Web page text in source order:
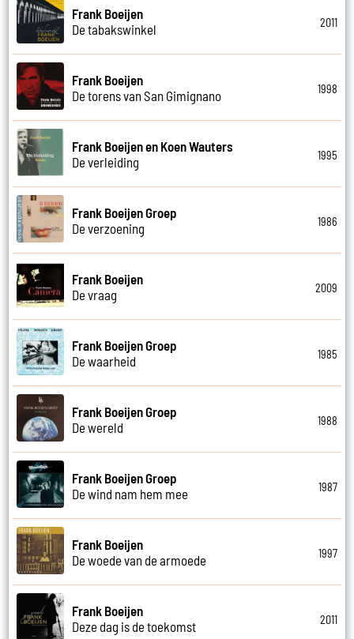
Frank Boeijen
De tabakswinkel
2011
Frank Boeijen
De torens van San Gimignano
1998
Frank Boeijen en Koen Wauters
De verleiding
1995
Frank Boeijen Groep
De verzoening
1986
Frank Boeijen
De vraag
2009
Frank Boeijen Groep
De waarheid
1985
Frank Boeijen Groep
De wereld
1988
Frank Boeijen Groep
De wind nam hem mee
1987
Frank Boeijen
De woede van de armoede
1997
Frank Boeijen
Deze dag is de toekomst
2011